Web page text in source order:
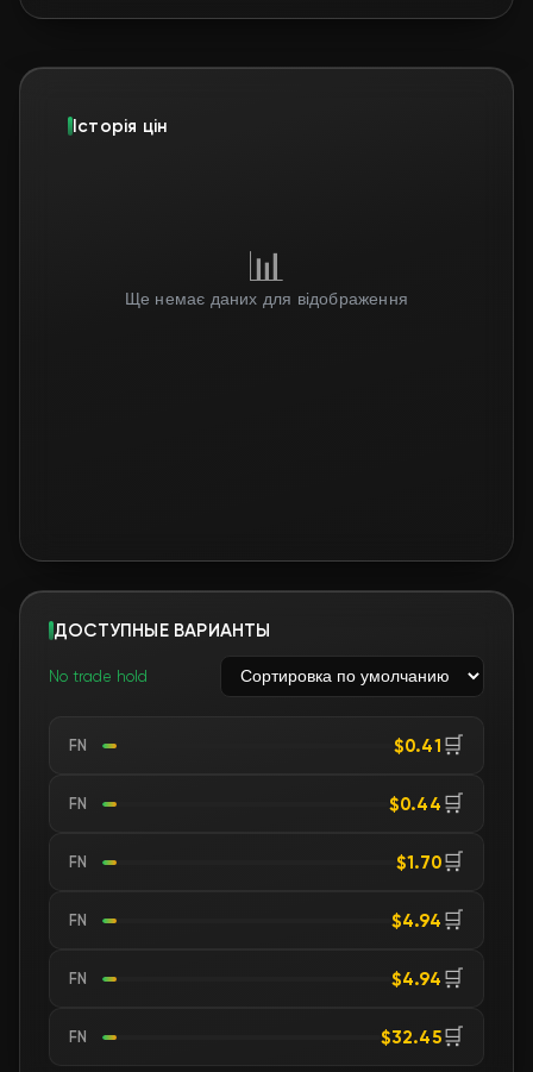
Історія цін
📊
Ще немає даних для відображення
ДОСТУПНЫЕ ВАРИАНТЫ
No trade hold
FN $0.41 🛒
FN $0.44 🛒
FN $1.70🛒
FN $4.94 🛒
FN $4.94 🛒
FN $32.45🛒